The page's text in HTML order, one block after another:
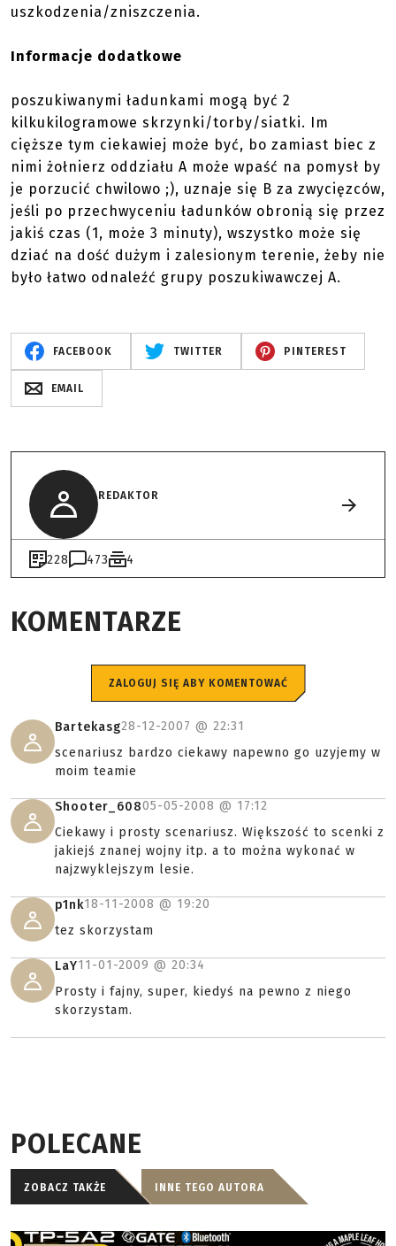
uszkodzenia/zniszczenia.
Informacje dodatkowe
poszukiwanymi ładunkami mogą być 2
kilkukilogramowe skrzynki/torby/siatki. Im
cięższe tym ciekawiej może być, bo zamiast biec z
nimi żołnierz oddziału A może wpaść na pomysł by
je porzucić chwilowo ;), uznaje się B za zwycięzców,
jeśli po przechwyceniu ładunków obronią się przez
jakiś czas (1, może 3 minuty), wszystko może się
dziać na dość dużym i zalesionym terenie, żeby nie
było łatwo odnaleźć grupy poszukiwawczej A.
FACEBOOK TWITTER PINTEREST
EMAIL
REDAKTOR
228 473 4
KOMENTARZE
ZALOGUJ SIĘ ABY KOMENTOWAĆ
Bartekasg28-12-2007 @ 22:31
scenariusz bardzo ciekawy napewno go uzyjemy w
moim teamie
Shooter_60805-05-2008 @ 17:12
Ciekawy i prosty scenariusz. Większość to scenki z
jakiejś znanej wojny itp. a to można wykonać w
najzwyklejszym lesie.
p1nk18-11-2008 @ 19:20
tez skorzystam
LaY11-01-2009 @ 20:34
Prosty i fajny, super, kiedyś na pewno z niego
skorzystam.
POLECANE
ZOBACZ TAKŻE INNE TEGO AUTORA